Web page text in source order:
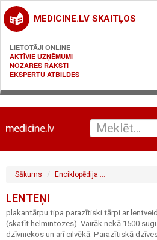
MEDICINE.LV SKAITĻOS
LIETOTĀJI ONLINE
AKTĪVIE UZŅĒMUMI
NOZARES RAKSTI
EKSPERTU ATBILDES
Sākums Enciklopēdija
LENTEŅI
plakantārpu tipa parazītiski tārpi ar
(skatīt helmintozes). Vairāk nekā 1500
dzīvniekos un arī cilvēkā. Parazītiskā